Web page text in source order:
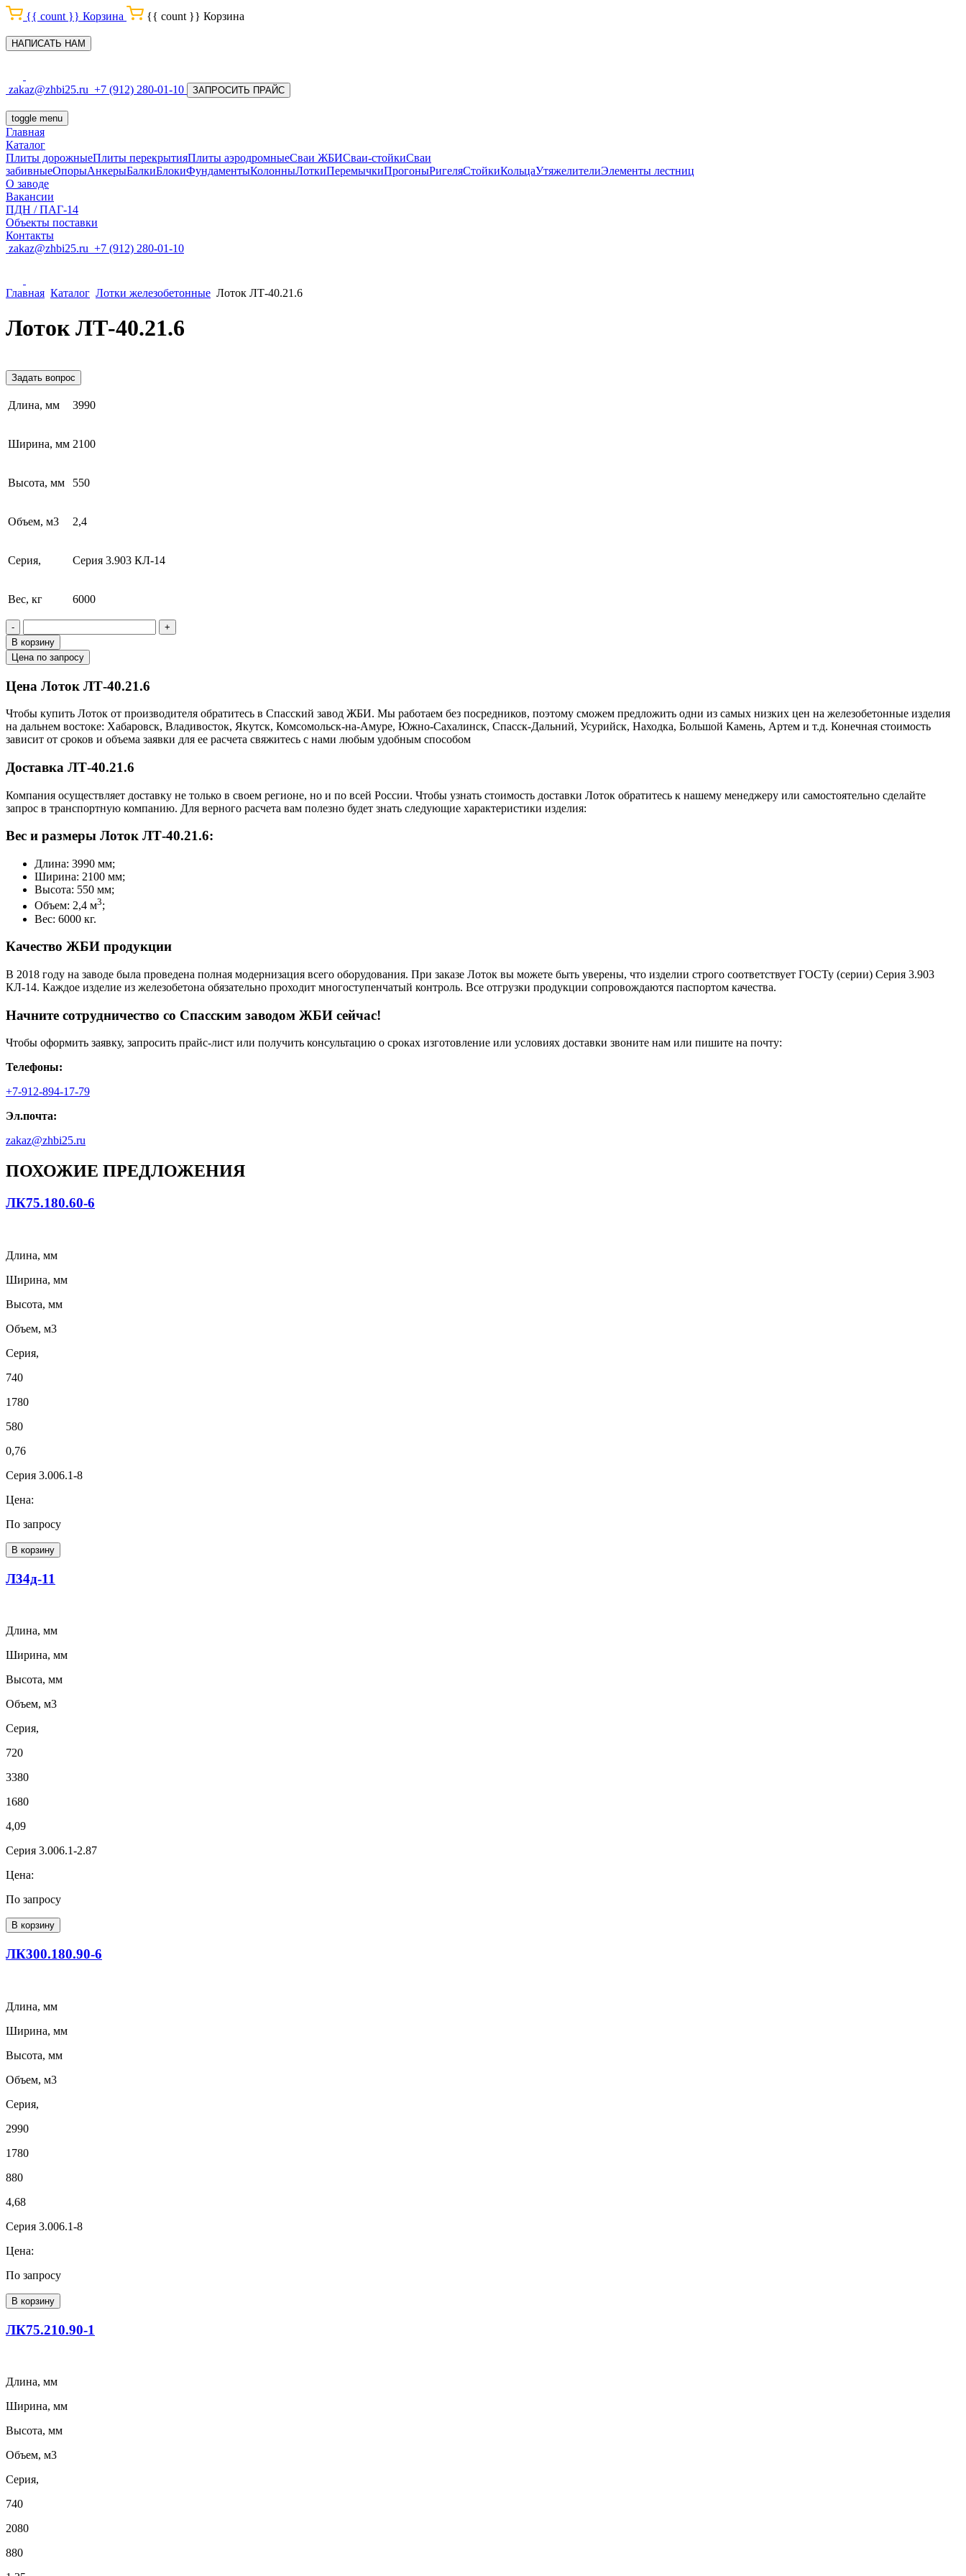
{{ count }} Корзина {{ count }} Корзина
НАПИСАТЬ НАМ
zakaz@zhbi25.ru +7 (912) 280-01-10 ЗАПРОСИТЬ ПРАЙС
toggle menu
Главная
Каталог
Плиты дорожныеПлиты перекрытияПлиты аэродромныеСваи ЖБИСваи-стойкиСваи
забивныеОпорыАнкерыБалкиБлокиФундаментыКолонныЛоткиПеремычкиПрогоныРигеляСтойкиКольцаУтяжелителиЭлементы лестниц
О заводе
Вакансии
ПДН / ПАГ-14
Объекты поставки
Контакты
zakaz@zhbi25.ru +7 (912) 280-01-10
Главная Каталог Лотки железобетонные Лоток ЛТ-40.21.6
Лоток ЛТ-40.21.6
Задать вопрос
Длина, мм 3990
Ширина, мм 2100
Высота, мм 550
Объем, м3 2,4
Серия, Серия 3.903 КЛ-14
Вес, кг 6000
-
+
В корзину
Цена по запросу
Цена Лоток ЛТ-40.21.6
Чтобы купить Лоток от производителя обратитесь в Cпасский завод ЖБИ. Мы работаем без посредников, поэтому сможем предложить одни из самых низких цен на железобетонные изделия
на дальнем востоке: Хабаровск, Владивосток, Якутск, Комсомольск-на-Амуре, Южно-Сахалинск, Спасск-Дальний, Усурийск, Находка, Большой Камень, Артем и т.д. Конечная стоимость
зависит от сроков и объема заявки для ее расчета свяжитесь с нами любым удобным способом
Доставка ЛТ-40.21.6
Компания осуществляет доставку не только в своем регионе, но и по всей России. Чтобы узнать стоимость доставки Лоток обратитесь к нашему менеджеру или самостоятельно сделайте
запрос в транспортную компанию. Для верного расчета вам полезно будет знать следующие характеристики изделия:
Вес и размеры Лоток ЛТ-40.21.6:
Длина: 3990 мм;
Ширина: 2100 мм;
Высота: 550 мм;
Объем: 2,4 м3;
Вес: 6000 кг.
Качество ЖБИ продукции
В 2018 году на заводе была проведена полная модернизация всего оборудования. При заказе Лоток вы можете быть уверены, что изделии строго соответствует ГОСТу (серии) Серия 3.903
КЛ-14. Каждое изделие из железобетона обязательно проходит многоступенчатый контроль. Все отгрузки продукции сопровождаются паспортом качества.
Начните сотрудничество со Cпасским заводом ЖБИ сейчас!
Чтобы оформить заявку, запросить прайс-лист или получить консультацию о сроках изготовление или условиях доставки звоните нам или пишите на почту:
Телефоны:
+7-912-894-17-79
Эл.почта:
zakaz@zhbi25.ru
ПОХОЖИЕ ПРЕДЛОЖЕНИЯ
ЛК75.180.60-6
Длина, мм
Ширина, мм
Высота, мм
Объем, м3
Серия,
740
1780
580
0,76
Серия 3.006.1-8
Цена:
По запросу
В корзину
Л34д-11
Длина, мм
Ширина, мм
Высота, мм
Объем, м3
Серия,
720
3380
1680
4,09
Серия 3.006.1-2.87
Цена:
По запросу
В корзину
ЛК300.180.90-6
Длина, мм
Ширина, мм
Высота, мм
Объем, м3
Серия,
2990
1780
880
4,68
Серия 3.006.1-8
Цена:
По запросу
В корзину
ЛК75.210.90-1
Длина, мм
Ширина, мм
Высота, мм
Объем, м3
Серия,
740
2080
880